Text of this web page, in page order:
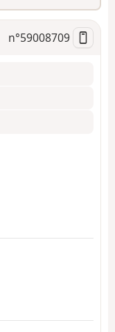
n°59008709